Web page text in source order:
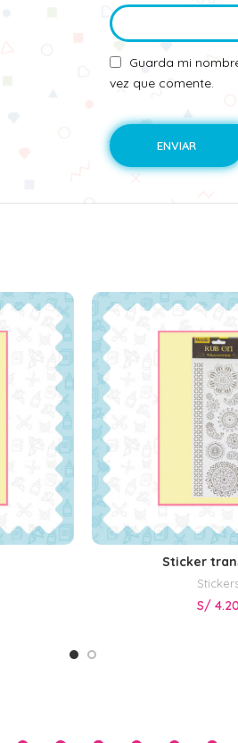
Guarda mi
vez que comente.
AÑADIR AL
Sticker
S/ 4.20